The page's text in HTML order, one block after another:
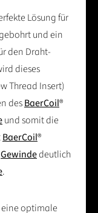
Lösung für
und ein
den Draht-
dieses
Thread Insert)
desBaerCoil®
und somit die
BaerCoil®
Gewindedeutlich
.
eine optimale